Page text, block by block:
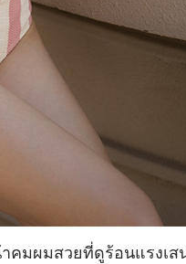
คมผมสวยที่ดูร้อนแรงเส